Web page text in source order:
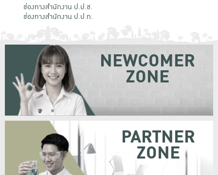
ช่องทางสำนักงาน ป.ป.ช.
ช่องทางสำนักงาน ป.ป.ท.
NEWCOMER
ZONE
PARTNER
ZONE